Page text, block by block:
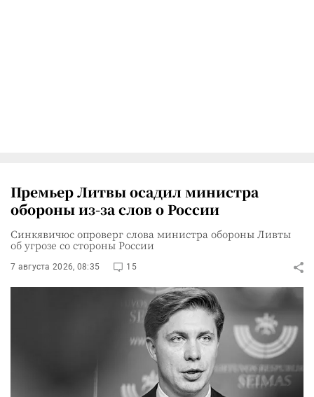
Премьер Литвы осадил министра
обороны из-за слов о России
Синкявичюс опроверг слова министра обороны Ливты
об угрозе со стороны России
7 августа 2026, 08:35 15